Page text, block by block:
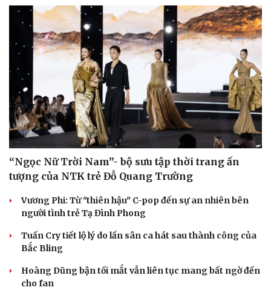
“Ngọc Nữ Trời Nam”- bộ sưu tập thời trang ấn
tượng của NTK trẻ Đỗ Quang Trường
Vương Phi: Từ "thiên hậu" C-pop đến sự an nhiên bên
người tình trẻ Tạ Đình Phong
Tuấn Cry tiết lộ lý do lấn sân ca hát sau thành công của
Bắc Bling
Hoàng Dũng bận tối mắt vẫn liên tục mang bất ngờ đến
cho fan